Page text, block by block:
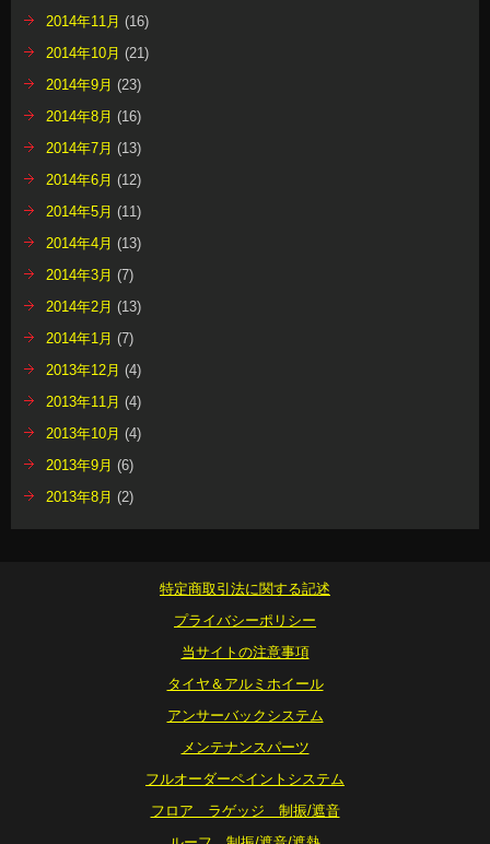
2014年11月 (16)
2014年10月 (21)
2014年9月 (23)
2014年8月 (16)
2014年7月 (13)
2014年6月 (12)
2014年5月 (11)
2014年4月 (13)
2014年3月 (7)
2014年2月 (13)
2014年1月 (7)
2013年12月 (4)
2013年11月 (4)
2013年10月 (4)
2013年9月 (6)
2013年8月 (2)
特定商取引法に関する記述
プライバシーポリシー
当サイトの注意事項
タイヤ＆アルミホイール
アンサーバックシステム
メンテナンスパーツ
フルオーダーペイントシステム
フロア ラゲッジ 制振/遮音